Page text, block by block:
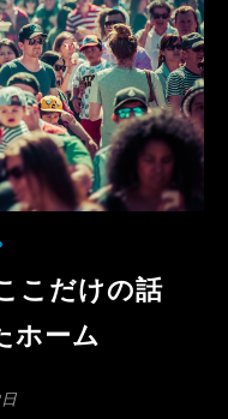
こだけの話
ホーム